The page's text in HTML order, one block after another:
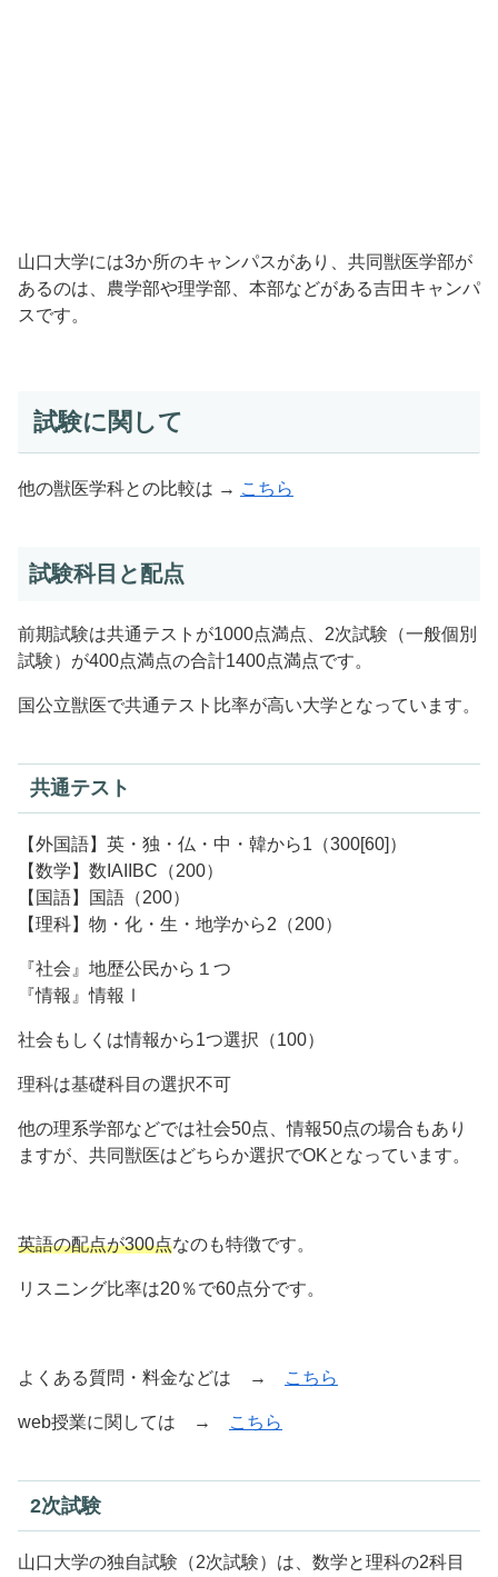
山口大学には3か所のキャンパスがあり、共同獣医学部が
あるのは、農学部や理学部、本部などがある吉田キャンパ
スです。
試験に関して
他の獣医学科との比較は → こちら
試験科目と配点
前期試験は共通テストが1000点満点、2次試験（一般個別
試験）が400点満点の合計1400点満点です。
国公立獣医で共通テスト比率が高い大学となっています。
共通テスト
【外国語】英・独・仏・中・韓から1（300[60]）
【数学】数IAIIBC（200）
【国語】国語（200）
【理科】物・化・生・地学から2（200）
『社会』地歴公民から１つ
『情報』情報Ⅰ
社会もしくは情報から1つ選択（100）
理科は基礎科目の選択不可
他の理系学部などでは社会50点、情報50点の場合もあり
ますが、共同獣医はどちらか選択でOKとなっています。
英語の配点が300点なのも特徴です。
リスニング比率は20％で60点分です。
よくある質問・料金などは → こちら
web授業に関しては → こちら
2次試験
山口大学の独自試験（2次試験）は、数学と理科の2科目